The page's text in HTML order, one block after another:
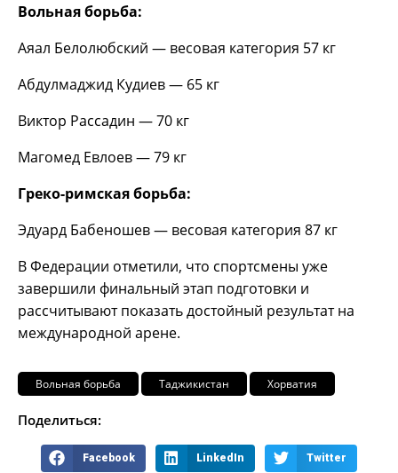
Вольная борьба:
Аяал Белолюбский — весовая категория 57 кг
Абдулмаджид Кудиев — 65 кг
Виктор Рассадин — 70 кг
Магомед Евлоев — 79 кг
Греко-римская борьба:
Эдуард Бабеношев — весовая категория 87 кг
В Федерации отметили, что спортсмены уже
завершили финальный этап подготовки и
рассчитывают показать достойный результат на
международной арене.
Вольная борьба Таджикистан Хорватия
Поделиться:
Facebook LinkedIn Twitter